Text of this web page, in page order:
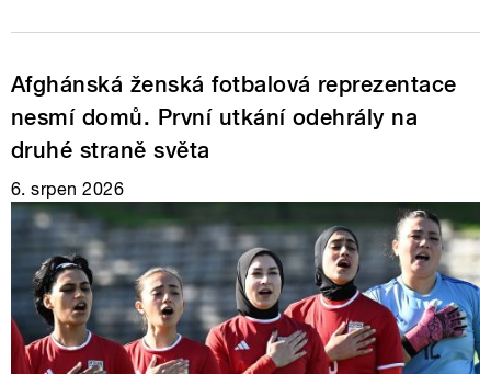
Afghánská ženská fotbalová reprezentace
nesmí domů. První utkání odehrály na
druhé straně světa
6. srpen 2026